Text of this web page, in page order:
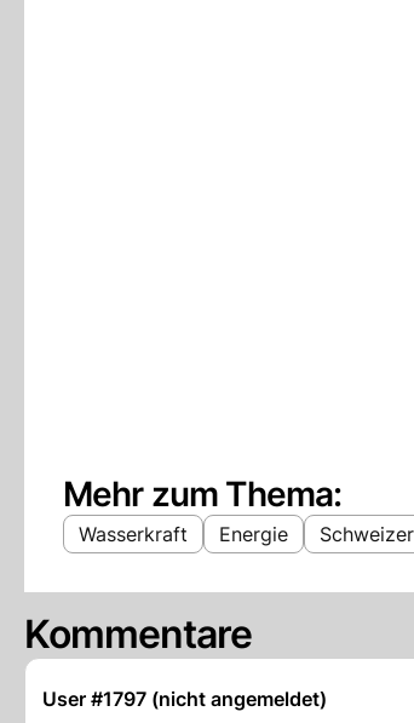
Mehr zum Thema:
Wasserkraft Energie
Kommentare
User #1797 (nicht angemeldet)